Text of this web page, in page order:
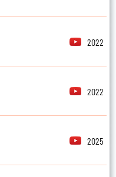
2022
2022
2025